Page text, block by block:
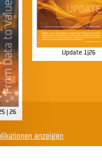
| 26
Update 1|26
anzeigen